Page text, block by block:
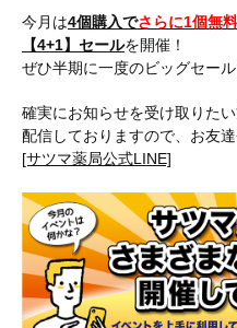
今月は4個購入でさらに1個無料
【4+1】セールを開催！
ぜひ半期に一度のビッグセール
確実にお知らせを受け取りた
配信しておりますので、お友
[サツマ薬局公式LINE]